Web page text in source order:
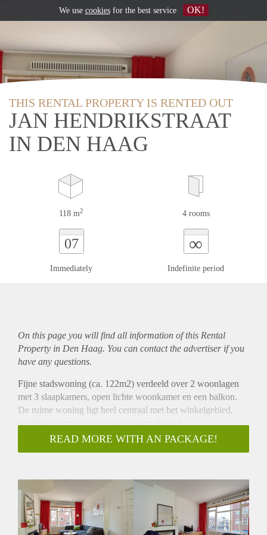
THIS RENTAL PROPERTY IS RENTED OUT
JAN HENDRIKSTRAAT
IN DEN HAAG
118 m2 4 rooms
07
Immediately
∞
Indefinite period
On this page you will find all information of this Rental
Property in Den Haag. You can contact the advertiser if you
have any questions.
Fijne stadswoning (ca. 122m2) verdeeld over 2 woonlagen
met 3 slaapkamers, open lichte woonkamer en een balkon.
De ruime woning ligt heel centraal met het winkelgebied,
openbaar vervoer op een steenworp afstand.
OMSCHRIJVING
Entree met meterkast op de begane grond, trap naar de 1e
gelegen aan de voorzijde. De separate keuken met
doorgeefluik naar de woonkamer, is voorzien van inbouw
apparatuur en is gelegen aan de achterzijde. De keuken geeft
toegang tot het balkon. Op deze etage bevindt zich een kamer
READ MORE WITH AN PACKAGE!
We use cookiesfor the best service OK!